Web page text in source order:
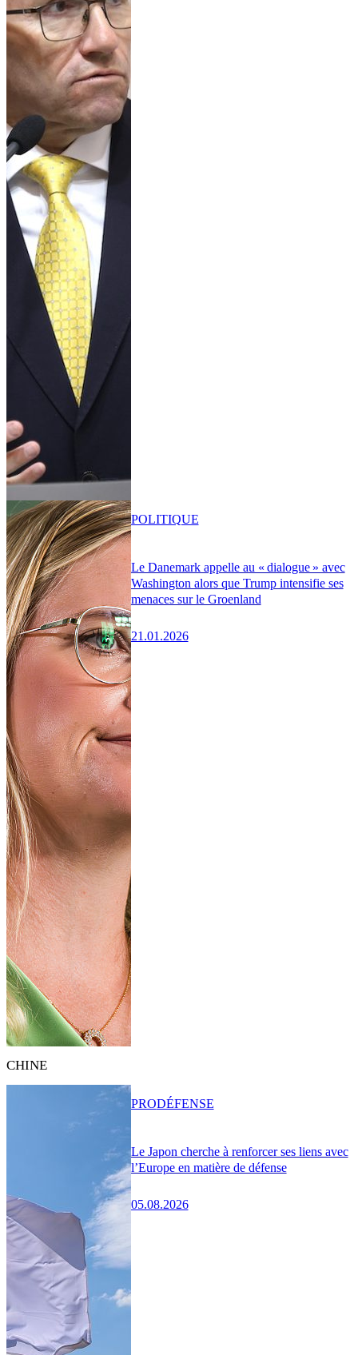
Le Danemark appelle au « dialogue » avec
Washington alors que Trump intensifie ses
menaces sur le Groenland
21.01.2026
POLITIQUE
CHINE
Le Japon cherche à renforcer ses liens avec
l’Europe en matière de défense
05.08.2026
PRODÉFENSE